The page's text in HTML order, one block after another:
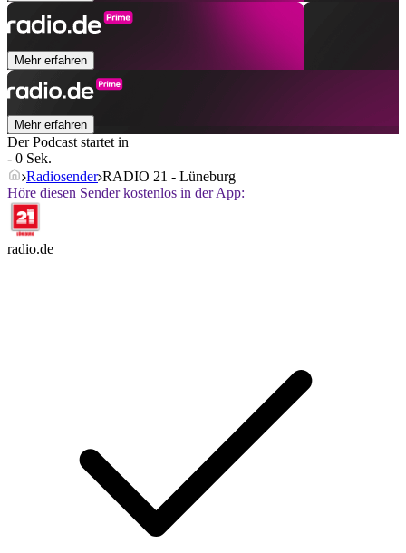
Mehr erfahren
Mehr erfahren
Der Podcast startet in
- 0 Sek.
Radiosender RADIO 21 - Lüneburg
Höre diesen Sender kostenlos in der App:
radio.de